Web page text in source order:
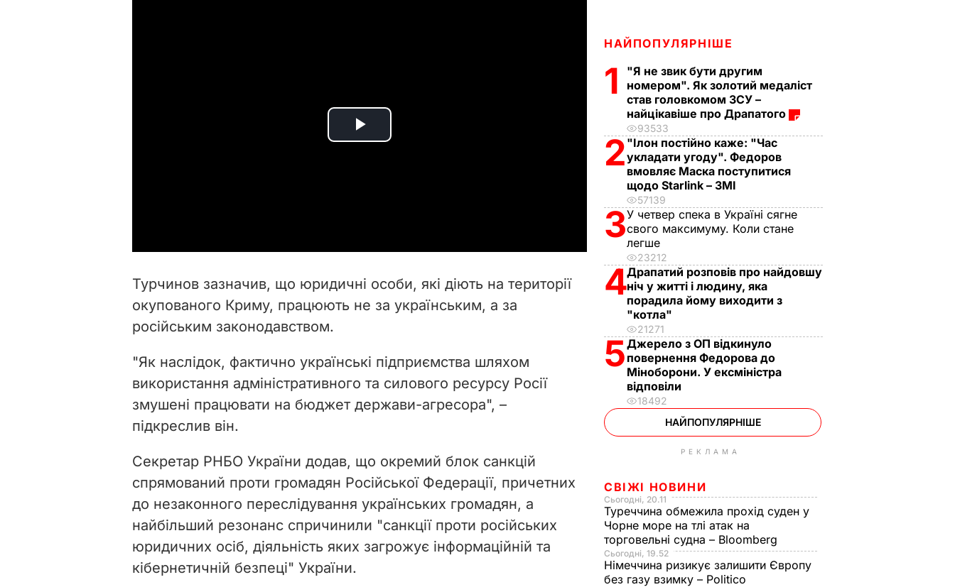
P
i
e
o
Турчинов зазначив, що юридичні особи, які діють на території
окупованого Криму, працюють не за українським, а за
російським законодавством.
"Як наслідок, фактично українські підприємства шляхом
використання адміністративного та силового ресурсу Росії
змушені працювати на бюджет держави-агресора", –
підкреслив він.
Секретар РНБО України додав, що окремий блок санкцій
спрямований проти громадян Російської Федерації, причетних
до незаконного переслідування українських громадян, а
найбільший резонанс спричинили "санкції проти російських
юридичних осіб, діяльність яких загрожує інформаційній та
кібернетичній безпеці" України.
НАЙПОПУЛЯРНІШЕ
1
"Я не звик бути другим
номером". Як золотий медаліст
став головкомом ЗСУ –
найцікавіше про Драпатого
93533
2 "Ілон постійно каже: "Час
укладати угоду". Федоров
вмовляє Маска поступитися
щодо Starlink – ЗМІ
57139
3У четвер спека в Україні сягне
свого максимуму. Коли стане
легше
23212
4Драпатий розповів про найдовшу
ніч у житті і людину, яка
порадила йому виходити з
"котла"
21271
5Джерело з ОП відкинуло
повернення Федорова до
Міноборони. У ексміністра
відповіли
18492
НАЙПОПУЛЯРНІШЕ
РЕКЛАМА
СВІЖІ НОВИНИ
Сьогодні, 20.11
Туреччина обмежила прохід суден у
Чорне море на тлі атак на
торговельні судна – Bloomberg
Сьогодні, 19.52
Німеччина ризикує залишити Європу
без газу взимку – Politico